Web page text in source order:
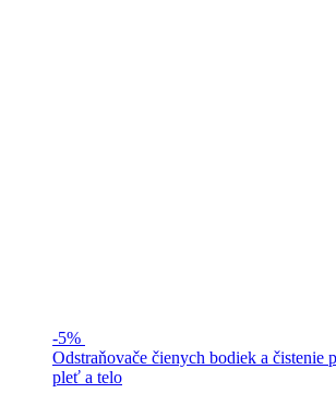
-5%
Odstraňovače čienych bodiek a čistenie
pleť a telo